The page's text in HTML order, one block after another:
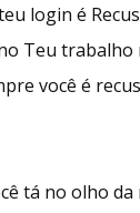
login é
Teu trabalho
você é
tá no olho da